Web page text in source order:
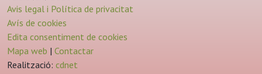
Avis legal i Política de privacitat
Avís de cookies
Edita consentiment de cookies
Mapa web | Contactar
Realització: cdnet